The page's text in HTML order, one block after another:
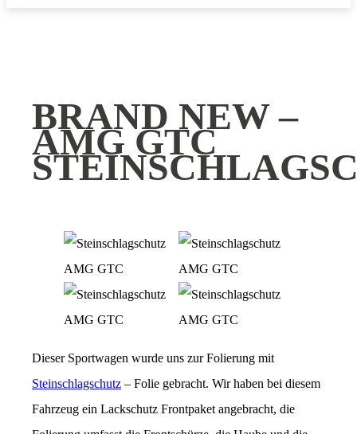
BRAND NEW –
AMG GTC
Dieser Sportwagen wurde uns zur Folierung mit
Steinschlagschutz – Folie gebracht. Wir haben bei diesem
Fahrzeug ein Lackschutz Frontpaket angebracht, die